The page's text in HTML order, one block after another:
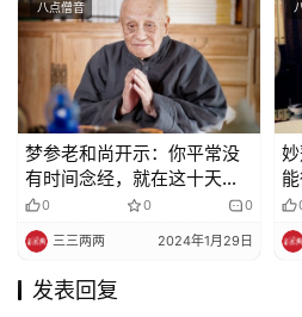
八点僧音
梦参老和尚开示：你平常没
有时间念经，就在这十天里
念0 0 0
三三两两 2024年1月29日
啦
发表回复